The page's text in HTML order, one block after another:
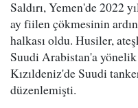
Saldırı, Yemen'de 2022
ay fiilen çökmesinin
halkası oldu. Husiler,
Suudi Arabistan'a
Kızıldeniz'de Suudi
düzenlemişti.